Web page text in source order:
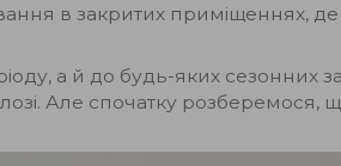
в закритих приміщеннях,
а й до будь-яких сезонних
Але спочатку розберемося,